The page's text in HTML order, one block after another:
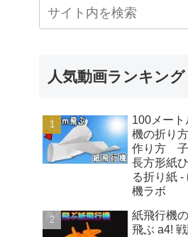
人気動画ランキング
100メー
機の折り
作り方 子
長方形紙
る折り紙 -
機ラボ
紙飛行機
飛ぶ a4!